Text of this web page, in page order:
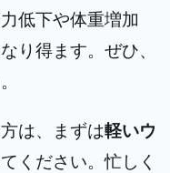
低下や体重増加
り得ます。ぜひ、
は、まずは軽いウ
ください。忙しく